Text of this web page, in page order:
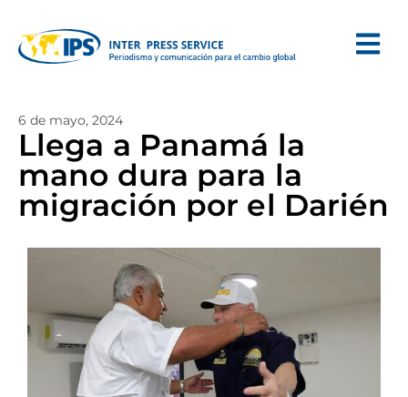
6 de mayo, 2024
Llega a Panamá la
mano dura para la
migración por el Darién